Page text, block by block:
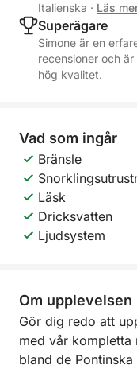
Italienska · Läs
Superägare
Simone är en
recensioner och
hög kvalitet.
Vad som ingår
Bränsle
Läsk
Dricksvatten
Ljudsystem
Om upplevelsen
Gör dig redo att
med vår kompletta
bland de